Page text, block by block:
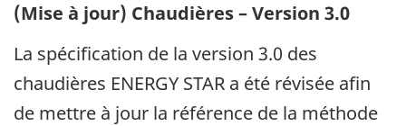
(Mise à jour) Chaudières – Version 3.0
La spécification de la version 3.0 des
chaudières ENERGY STAR a été révisée afin
de mettre à jour la référence de la méthode